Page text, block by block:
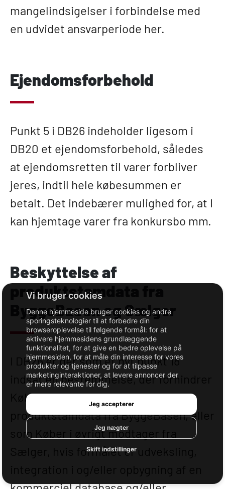
Denne hjemmeside bruger cookies og andre
sporingsteknologier til at forbedre din
browseroplevelse til følgende formål:for at
aktivere hjemmesidens grundlæggende
funktionalitet,for at give en bedre oplevelse på
hjemmesiden,for at måle din interesse for vores
produkter og tjenester og for at tilpasse
marketinginteraktioner,at levere annoncer der
er mere relevante for dig.
Jeg accepterer
Jeg nægter
Skift indstillinger
mangelindsigelser i forbindelse med
en udvidet ansvarperiode her.
Ejendomsforbehold
Punkt 5 i DB26 indeholder ligesom i
DB20 et ejendomsforbehold, således
at ejendomsretten til varer forbliver
jeres, indtil hele købesummen er
betalt. Det indebærer mulighed for, at I
kan hjemtage varer fra konkursbo mm.
Beskyttelse af
produktstamdata fra
ByggeBasen og Sælger
I DB26 er der som et nyt punkt 18
indsat en bestemmelse, der forhindrer
Køber i at benytte bruge
produktstamdata fra ByggeBasen, eller
som Køber i øvrigt modtager fra
Sælger, hvis formålet er udveksling,